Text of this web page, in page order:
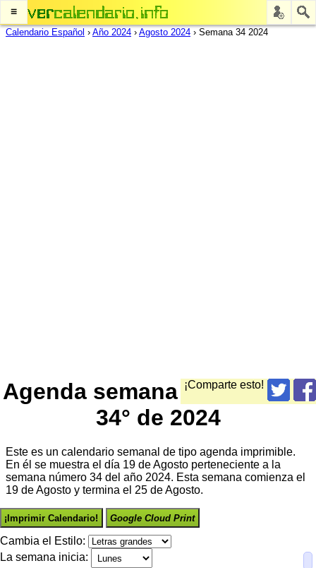
≡
Calendario Español › Año 2024 › Agosto 2024 › Semana 34 2024
¡Comparte esto!
Agenda semana
34° de 2024
Este es un calendario semanal de tipo agenda imprimible.
En él se muestra el día 19 de Agosto perteneciente a la
semana número 34 del año 2024. Esta semana comienza el
19 de Agosto y termina el 25 de Agosto.
¡Imprimir Calendario! Google Cloud Print
Cambia el Estilo:
La semana inicia: